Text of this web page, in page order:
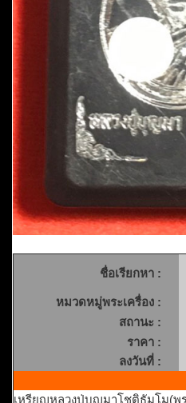
ชื่อเรียกหา :
หมวดหมู่พระเครื่อง :
สถานะ :
ราคา :
ลงวันที่ :
เหรียญหลวงปู่บุญมาโชติธัมโม(พ